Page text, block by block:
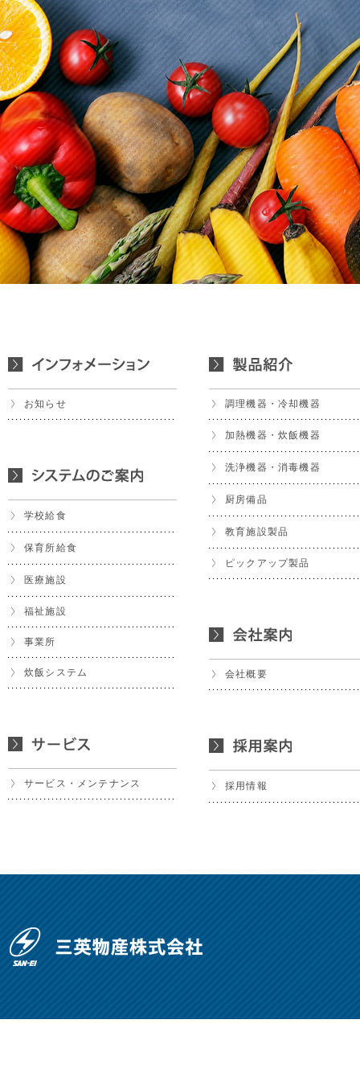
お知らせ
学校給食
保育所給食
医療施設
福祉施設
事業所
炊飯システム
サービス・メンテナンス
調理機器・冷却機器
加熱機器・炊飯機器
洗浄機器・消毒機器
厨房備品
教育施設製品
ピックアップ製品
会社概要
採用情報